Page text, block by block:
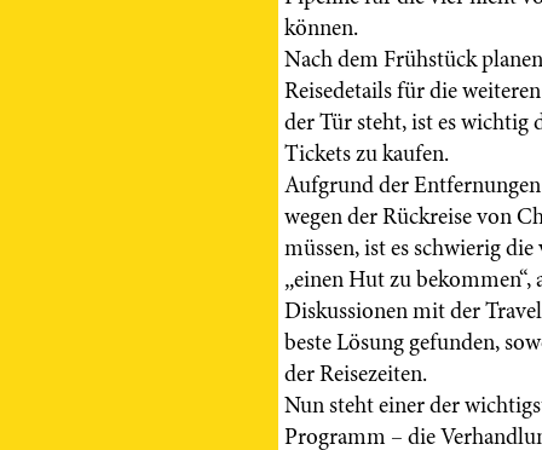
können.
Nach dem Frühstück
Reisedetails für die
der Tür steht, ist es wichtig
Tickets zu kaufen.
Aufgrund der Entfernungen
wegen der Rückreise von
müssen, ist es schwierig
„einen Hut zu
Diskussionen mit der
beste Lösung gefunden,
der Reisezeiten.
Nun steht einer der
Programm – die